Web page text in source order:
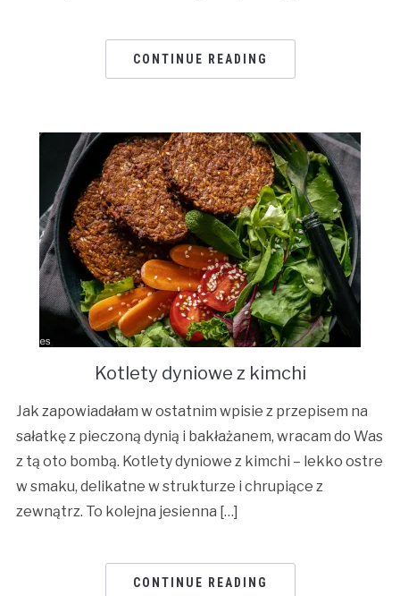
CONTINUE READING
Kotlety dyniowe z kimchi
Jak zapowiadałam w ostatnim wpisie z przepisem na
sałatkę z pieczoną dynią i bakłażanem, wracam do Was
z tą oto bombą. Kotlety dyniowe z kimchi – lekko ostre
w smaku, delikatne w strukturze i chrupiące z
zewnątrz. To kolejna jesienna […]
CONTINUE READING